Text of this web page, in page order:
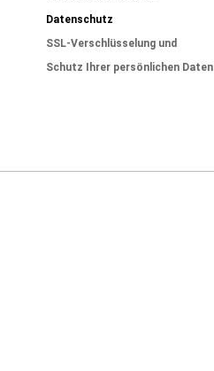
Datenschutz
SSL-Verschlüsselung und
Schutz Ihrer persönlichen Daten